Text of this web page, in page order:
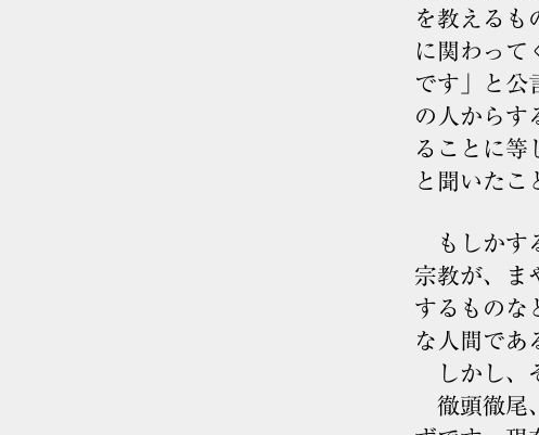
を教えるも
に関わって
です」と公
の人からす
ることに等
と聞いたこ
もしかす
宗教が、ま
するものな
な人間であ
しかし、
徹頭徹尾